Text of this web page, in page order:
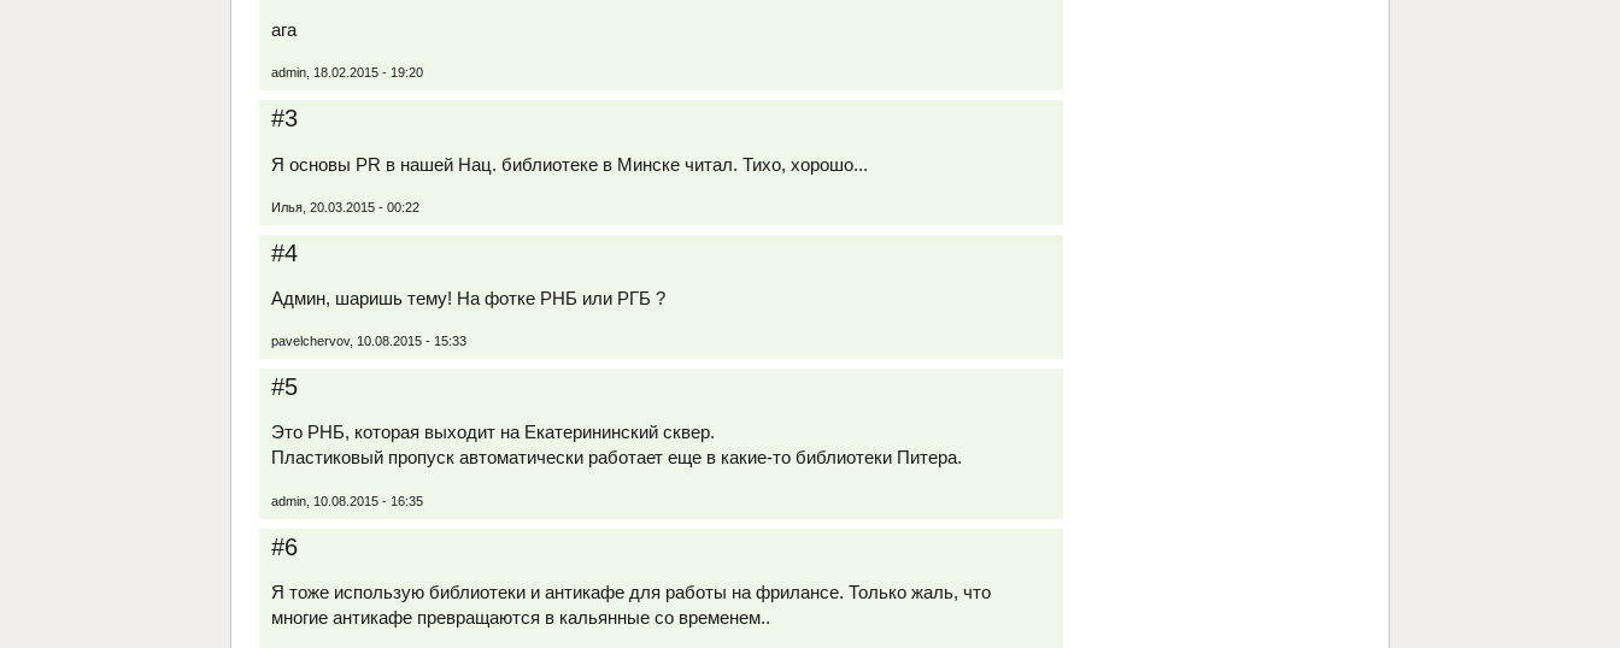
ага
admin, 18.02.2015 - 19:20
#3
Я основы PR в нашей Нац. библиотеке в Минске читал. Тихо, хорошо...
Илья, 20.03.2015 - 00:22
#4
Админ, шаришь тему! На фотке РНБ или РГБ ?
pavelchervov, 10.08.2015 - 15:33
#5
Это РНБ, которая выходит на Екатерининский сквер.
Пластиковый пропуск автоматически работает еще в какие-то библиотеки Питера.
admin, 10.08.2015 - 16:35
#6
Я тоже использую библиотеки и антикафе для работы на фрилансе. Только жаль, что
многие антикафе превращаются в кальянные со временем..